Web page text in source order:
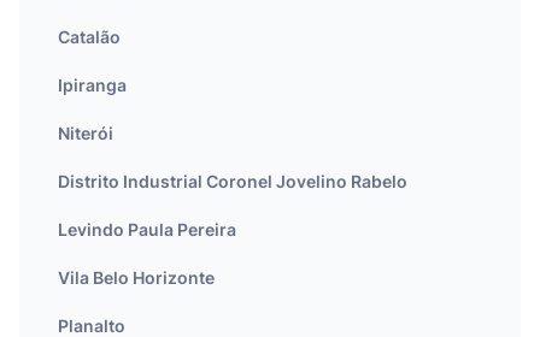
Catalão
Ipiranga
Niterói
Distrito Industrial Coronel Jovelino Rabelo
Levindo Paula Pereira
Vila Belo Horizonte
Planalto